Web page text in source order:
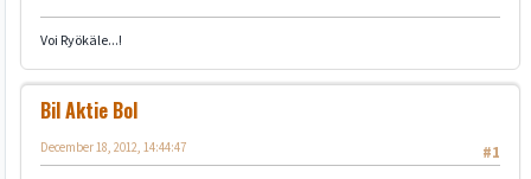
Voi Ryökäle...!
Bil Aktie Bol
#1
December 18, 2012, 14:44:47